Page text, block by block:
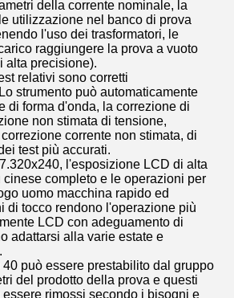
della corrente nominale, la
utilizzazione nel banco di prova
l'uso dei trasformatori, le
raggiungere la prova a vuoto
alta precisione).
relativi sono corretti
strumento può automaticamente
di forma d'onda, la correzione di
non stimata di tensione,
corrente non stimata, di
test più accurati.
l'esposizione LCD di alta
cinese completo e le operazioni per
uomo macchina rapido ed
di tocco rendono l'operazione più
LCD con adeguamento di
adattarsi alla varie estate e
può essere prestabilito dal gruppo
del prodotto della prova e questi
rimossi secondo i bisogni e